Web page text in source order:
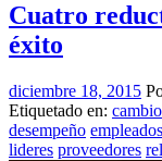
Cuatro
éxito
diciembre 18, 2015
Etiquetado en: cambio
desempeño empleados
lideres proveedores